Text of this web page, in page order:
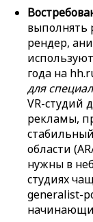
выполнять
рендер,
года на
для
VR-студий
рекламы,
области
нужны в
студиях
generalist-